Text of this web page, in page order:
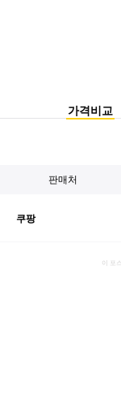
가격비교
판매처
쿠팡
이 포